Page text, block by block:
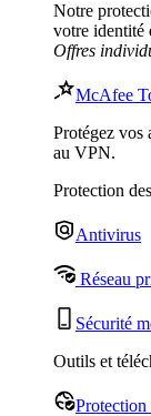
Notre
votre identité
Offres
McAfee
Protégez vos
au VPN.
Protection
Antivirus
Réseau
Sécurité
Outils et
Protection